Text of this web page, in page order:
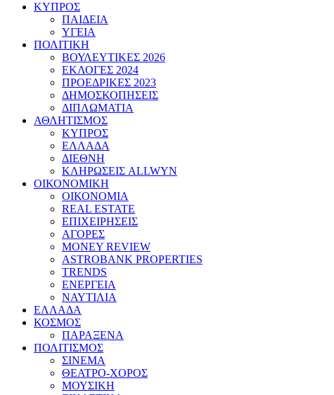
ΚΥΠΡΟΣ
ΠΑΙΔΕΙΑ
ΥΓΕΙΑ
ΠΟΛΙΤΙΚΗ
ΒΟΥΛΕΥΤΙΚΕΣ 2026
ΕΚΛΟΓΕΣ 2024
ΠΡΟΕΔΡΙΚΕΣ 2023
ΔΗΜΟΣΚΟΠΗΣΕΙΣ
ΔΙΠΛΩΜΑΤΙΑ
ΑΘΛΗΤΙΣΜΟΣ
ΚΥΠΡΟΣ
ΕΛΛΑΔΑ
ΔΙΕΘΝΗ
ΚΛΗΡΩΣΕΙΣ ALLWYN
ΟΙΚΟΝΟΜΙΚΗ
ΟΙΚΟΝΟΜΙΑ
REAL ESTATE
ΕΠΙΧΕΙΡΗΣΕΙΣ
ΑΓΟΡΕΣ
MONEY REVIEW
ASTROBANK PROPERTIES
TRENDS
ΕΝΕΡΓΕΙΑ
ΝΑΥΤΙΛΙΑ
ΕΛΛΑΔΑ
ΚΟΣΜΟΣ
ΠΑΡΑΞΕΝΑ
ΠΟΛΙΤΙΣΜΟΣ
ΣΙΝΕΜΑ
ΘΕΑΤΡΟ-ΧΟΡΟΣ
ΜΟΥΣΙΚΗ